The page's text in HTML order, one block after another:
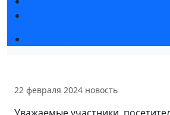
22 февраля 2024 новость